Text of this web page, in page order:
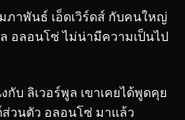
ภาพันธ์ เอ็ดเวิร์ดส์ กับคนใหญ่
อลอนโซ่ ไม่น่ามีความเป็นไป
บ ลิเวอร์พูล เขาเคยได้พูดคุย
ส่วนตัว อลอนโซ่ มาแล้ว